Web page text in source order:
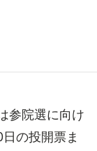
参院選に向け
の投開票ま